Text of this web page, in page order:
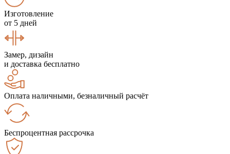
Изготовление
от 5 дней
Замер, дизайн
и доставка бесплатно
Оплата наличными, безналичный расчёт
Беспроцентная рассрочка